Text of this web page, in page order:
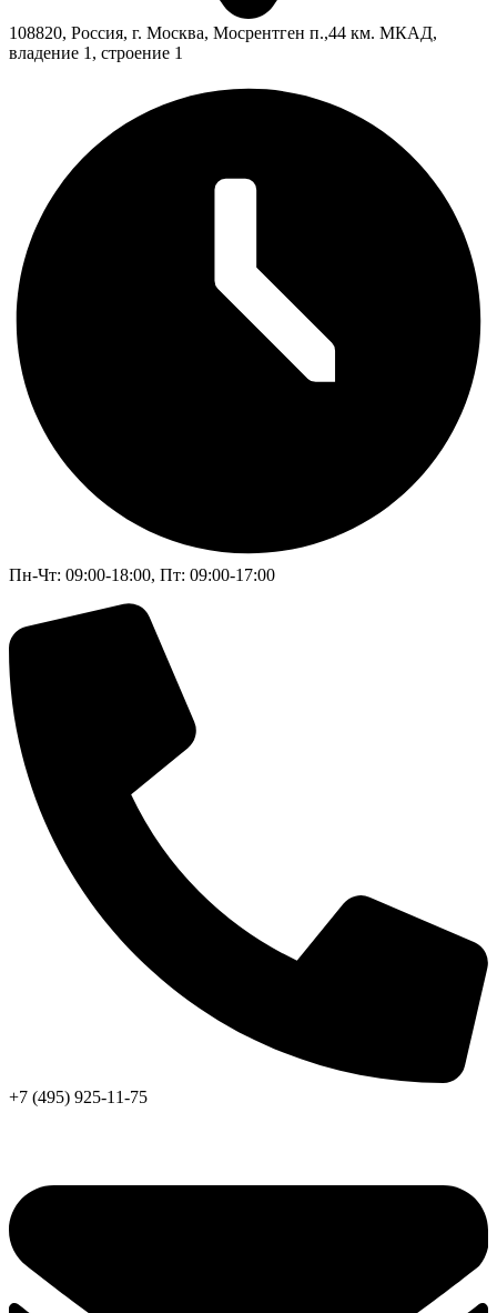
108820, Россия, г. Москва, Мосрентген п.,44 км. МКАД,
владение 1, строение 1
Пн-Чт: 09:00-18:00, Пт: 09:00-17:00
+7 (495) 925-11-75